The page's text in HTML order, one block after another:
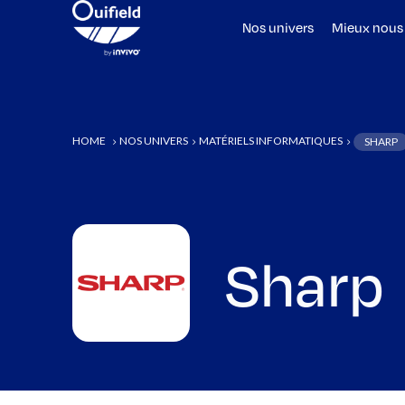
Nos univers Mieux
HOME 5 NOS UNIVERS 5 MATÉRIELS INFORMATIQUES 5 SHARP
Sharp